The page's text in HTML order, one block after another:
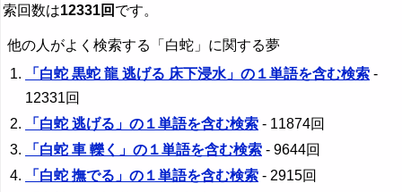
索回数は12331回 です。
他の人がよく検索する「白蛇」に関する夢
「白蛇 黒蛇 龍 逃げる 床下浸水」の１単語を含む検索 -
12331回
「白蛇 逃げる」の１単語を含む検索 - 11874回
「白蛇 車 轢く」の１単語を含む検索 - 9644回
「白蛇 撫でる」の１単語を含む検索 - 2915回